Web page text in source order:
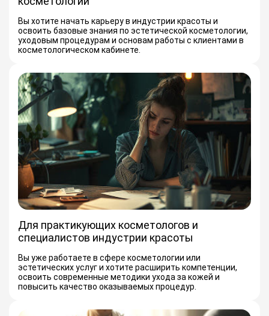
Вы хотите начать карьеру в индустрии красоты и
освоить базовые знания по эстетической косметологии,
уходовым процедурам и основам работы с клиентами в
косметологическом кабинете.
Для практикующих косметологов и
специалистов индустрии красоты
Вы уже работаете в сфере косметологии или
эстетических услуг и хотите расширить компетенции,
освоить современные методики ухода за кожей и
повысить качество оказываемых процедур.